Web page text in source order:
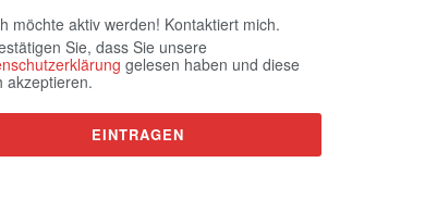
möchte aktiv werden! Kontaktiert mich.
Sie, dass Sie unsere
gelesen haben und diese
akzeptieren.